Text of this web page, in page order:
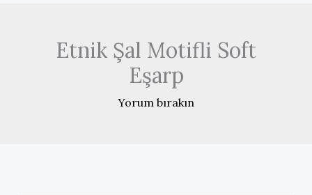
Etnik Şal Motifli Soft
Eşarp
Yorum bırakın